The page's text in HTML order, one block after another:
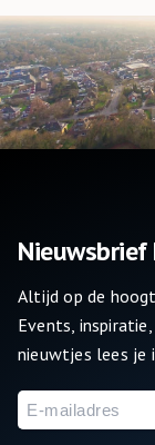
Nieuwsbrief
Altijd op de
Events,
nieuwtjes lees je
E-
mailadres